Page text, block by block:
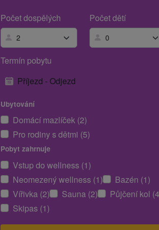
Počet dospělých
Počet dětí
Termín pobytu
Příjezd - Odjezd
Ubytování
Domácí mazlíček (2)
Pro rodiny s dětmi (5)
Pobyt zahrnuje
Vstup do wellness (1)
Neomezený wellness (1)
Bazén (1)
Vířivka (2)
Sauna (2)
Půjčení kol
Skipas (1)